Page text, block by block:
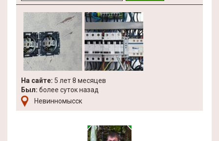
На сайте: 5 лет 8 месяцев
Был: более суток назад
Невинномысск